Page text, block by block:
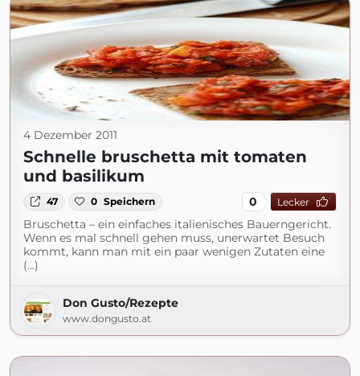
4 Dezember 2011
Schnelle bruschetta mit tomaten
und basilikum
47 0 Speichern 0 Lecker
Bruschetta – ein einfaches italienisches Bauerngericht.
Wenn es mal schnell gehen muss, unerwartet Besuch
kommt, kann man mit ein paar wenigen Zutaten eine
(...)
Don Gusto/Rezepte
www.dongusto.at